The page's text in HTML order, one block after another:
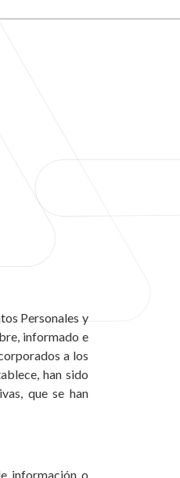
Personales y
informado e
a los
han sido
que se han
información o